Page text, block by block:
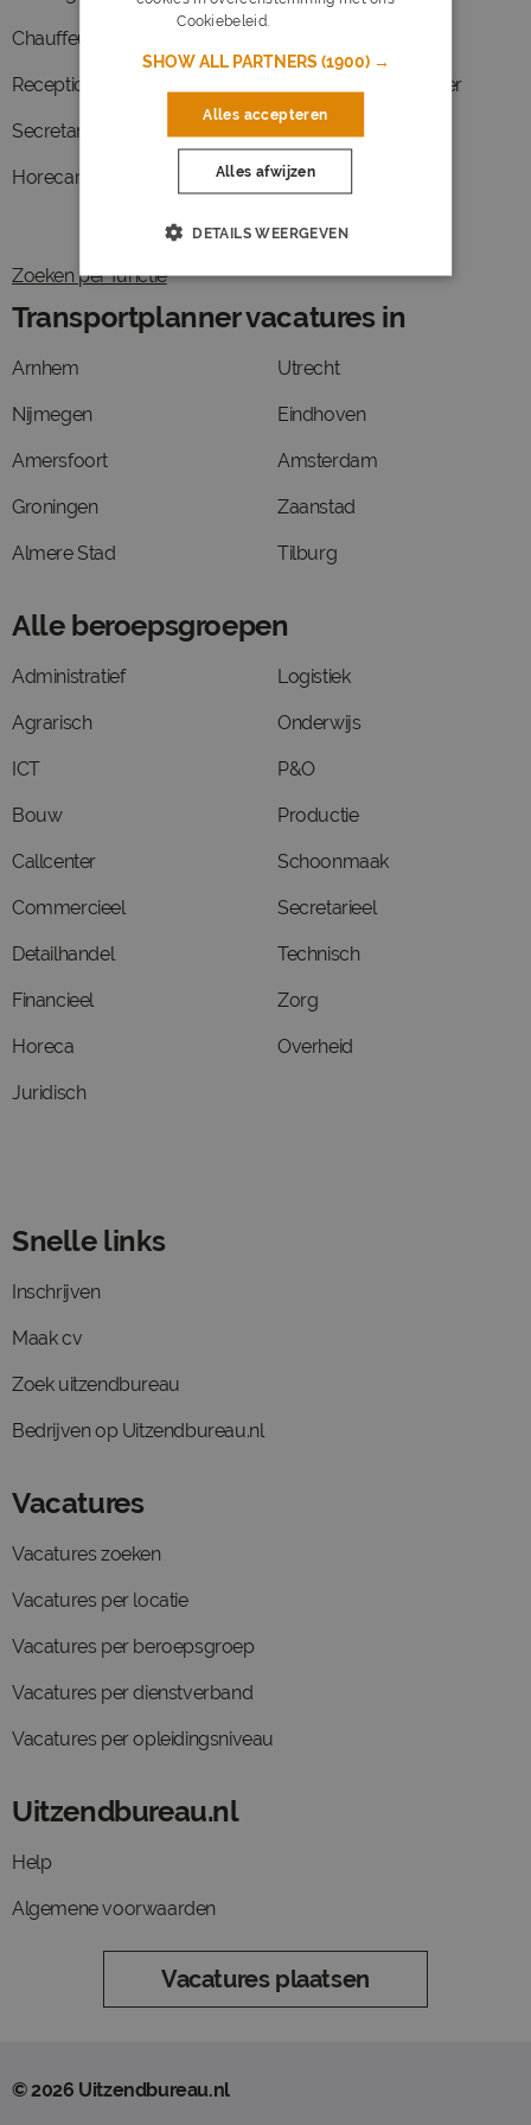
Chauffeur
Receptioniste
Secretaresse
Horecamedewerker
Juridisch medewerker
Koerier
Pedagoog
Zoeken per functie
Transportplanner vacatures in
Arnhem
Nijmegen
Amersfoort
Groningen
Almere Stad
Utrecht
Eindhoven
Amsterdam
Zaanstad
Tilburg
Alle beroepsgroepen
Administratief
Agrarisch
ICT
Bouw
Callcenter
Commercieel
Detailhandel
Financieel
Horeca
Juridisch
Logistiek
Onderwijs
P&O
Productie
Schoonmaak
Secretarieel
Technisch
Zorg
Overheid
Snelle links
Inschrijven
Maak cv
Zoek uitzendbureau
Bedrijven op Uitzendbureau.nl
Vacatures
Vacatures zoeken
Vacatures per locatie
Vacatures per beroepsgroep
Vacatures per dienstverband
Vacatures per opleidingsniveau
Uitzendbureau.nl
Help
Algemene voorwaarden
Vacatures plaatsen
© 2026 Uitzendbureau.nl
Cookiebeleid.
SHOW ALL PARTNERS(1900) →
Alles accepteren
Alles afwijzen
DETAILS WEERGEVEN